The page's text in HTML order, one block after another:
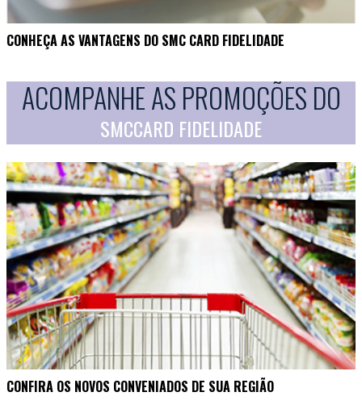
CONHEÇA AS VANTAGENS DO SMC CARD FIDELIDADE
ACOMPANHE AS PROMOÇÕES DO
SMCCARD FIDELIDADE
CONFIRA OS NOVOS CONVENIADOS DE SUA REGIÃO